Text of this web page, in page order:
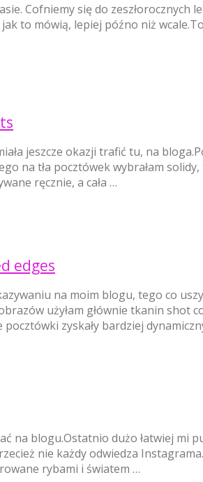
Cofniemy się do
to mówią, lepiej późno niż
jeszcze okazji trafić tu, na
na tła pocztówek wybrałam
ręcznie, a cała …
edges
na moim blogu, tego co
użyłam głównie tkanin shot
zyskały bardziej
na blogu.Ostatnio dużo łatwiej
nie każdy odwiedza
rybami i światem …